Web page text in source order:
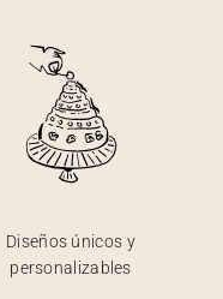
Diseños únicos y
personalizables